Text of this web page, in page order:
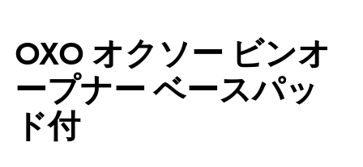
OXO オクソー ビンオ
ープナー ベースパッ
ド付